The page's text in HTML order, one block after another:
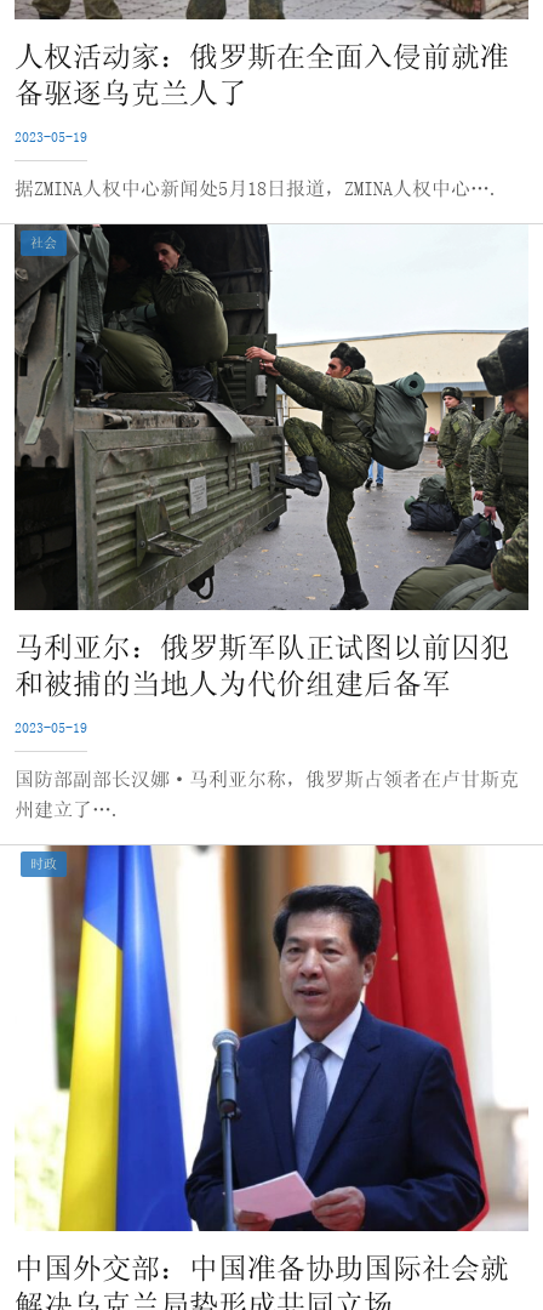
人权活动家：俄罗斯在全面入侵前就准
备驱逐乌克兰人了
2023-05-19
据ZMINA人权中心新闻处5月18日报道，ZMINA人权中心….
社会
马利亚尔：俄罗斯军队正试图以前囚犯
和被捕的当地人为代价组建后备军
2023-05-19
国防部副部长汉娜·马利亚尔称，俄罗斯占领者在卢甘斯克
州建立了….
时政
中国外交部：中国准备协助国际社会就
解决乌克兰局势形成共同立场